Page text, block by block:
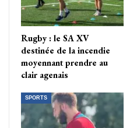
Rugby : le SA XV
destinée de la incendie
moyennant prendre au
clair agenais
SPORTS